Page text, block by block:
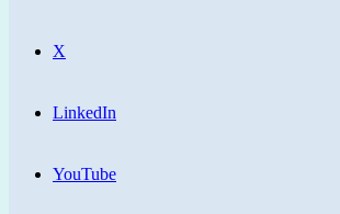
X
LinkedIn
YouTube